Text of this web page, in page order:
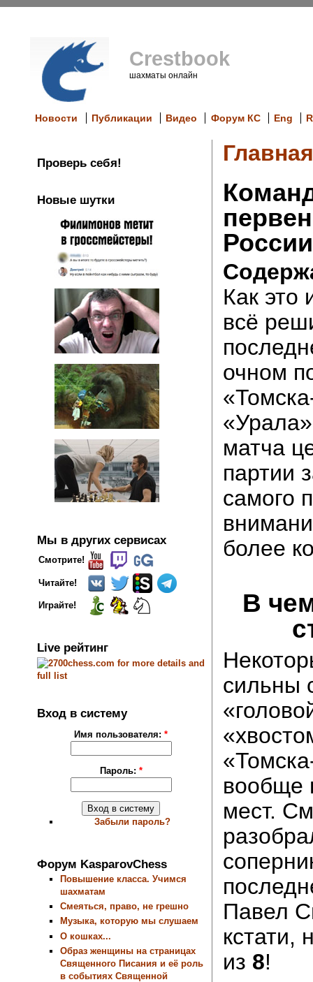
Crestbook
шахматы онлайн
Новости Публикации Видео Форум КС Eng
Проверь себя!
Новые шутки
Мы в других сервисах
Смотрите!
Читайте!
Играйте!
Live рейтинг
Вход в систему
Имя пользователя:*
Пароль: *
Забыли пароль?
Форум KasparovChess
Повышение класса. Учимся
шахматам
Смеяться, право, не грешно
Музыка, которую мы слушаем
О кошках...
Образ женщины на страницах
Священного Писания и её роль
в событиях Священной
Главная
Как это
всё
очном
матча
партии
самого
более
В
сильны
вообще
мест.
Павел
кстати,
из 8!